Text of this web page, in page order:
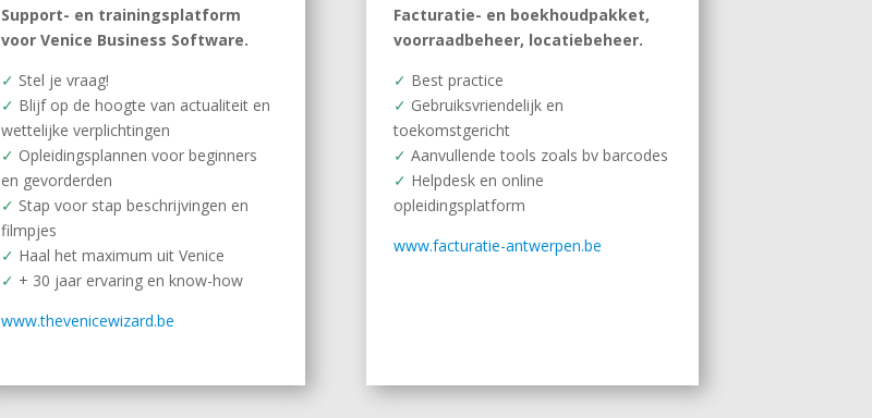
Support- en trainingsplatform
voor Venice Business Software.
✓ Stel je vraag!
✓ Blijf op de hoogte van actualiteit en
wettelijke verplichtingen
✓ Opleidingsplannen voor beginners
en gevorderden
✓ Stap voor stap beschrijvingen en
filmpjes
✓ Haal het maximum uit Venice
✓ + 30 jaar ervaring en know-how
www.thevenicewizard.be
Facturatie- en boekhoudpakket,
voorraadbeheer, locatiebeheer.
✓ Best practice
✓ Gebruiksvriendelijk en
toekomstgericht
✓ Aanvullende tools zoals bv barcodes
✓ Helpdesk en online
opleidingsplatform
www.facturatie-antwerpen.be